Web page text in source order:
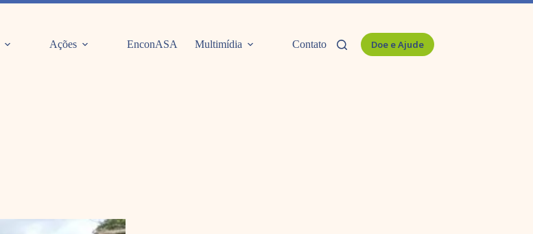
Ações EnconASA Multimídia Contato Doe e Ajude